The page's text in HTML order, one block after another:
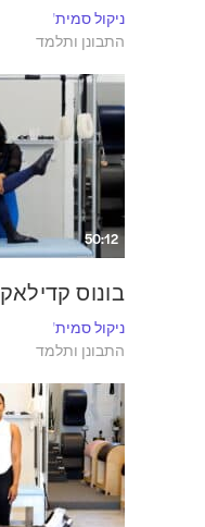
ניקול סמית'
התבונן ותלמד
50:12
בונוס
ניקול סמית'
התבונן ותלמד